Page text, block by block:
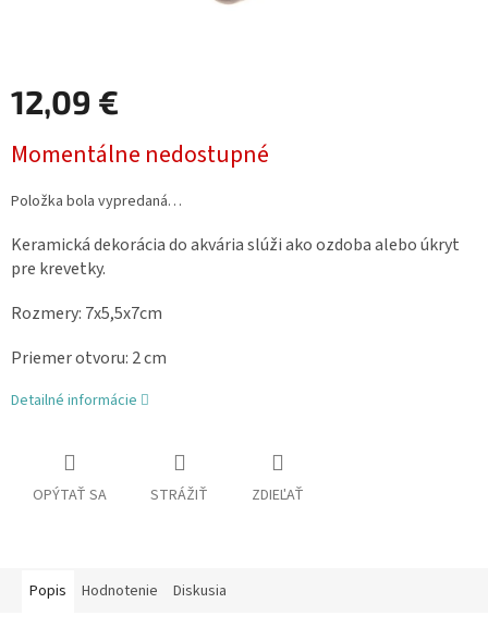
12,09 €
cena:
Momentálne nedostupné
Položka bola vypredaná…
Keramická dekorácia do akvária slúži ako ozdoba alebo úkryt
pre krevetky.
Rozmery: 7x5,5x7cm
Priemer otvoru: 2 cm
Detailné informácie
OPÝTAŤ SA STRÁŽIŤ ZDIEĽAŤ
Popis Hodnotenie Diskusia